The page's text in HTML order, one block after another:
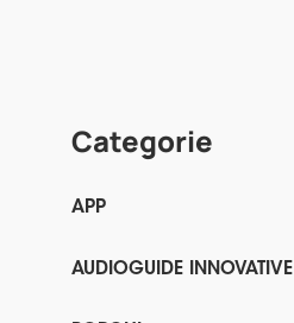
Categorie
APP
AUDIOGUIDE INNOVATIVE